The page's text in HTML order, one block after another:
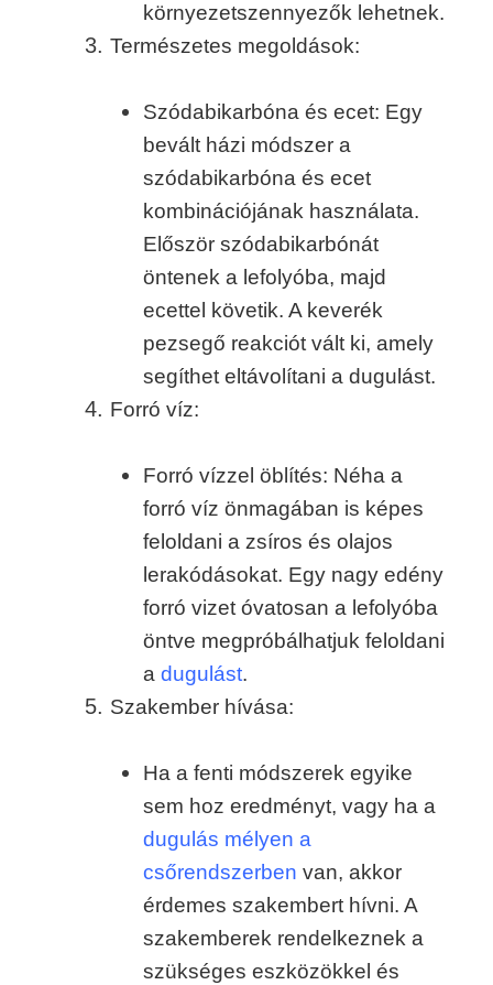
környezetszennyezők lehetnek.
Természetes megoldások:
Szódabikarbóna és ecet: Egy
bevált házi módszer a
szódabikarbóna és ecet
kombinációjának használata.
Először szódabikarbónát
öntenek a lefolyóba, majd
ecettel követik. A keverék
pezsegő reakciót vált ki, amely
segíthet eltávolítani a dugulást.
Forró víz:
Forró vízzel öblítés: Néha a
forró víz önmagában is képes
feloldani a zsíros és olajos
lerakódásokat. Egy nagy edény
forró vizet óvatosan a lefolyóba
öntve megpróbálhatjuk feloldani
a dugulást.
Szakember hívása:
Ha a fenti módszerek egyike
sem hoz eredményt, vagy ha a
dugulás mélyen a
csőrendszerben van, akkor
érdemes szakembert hívni. A
szakemberek rendelkeznek a
szükséges eszközökkel és